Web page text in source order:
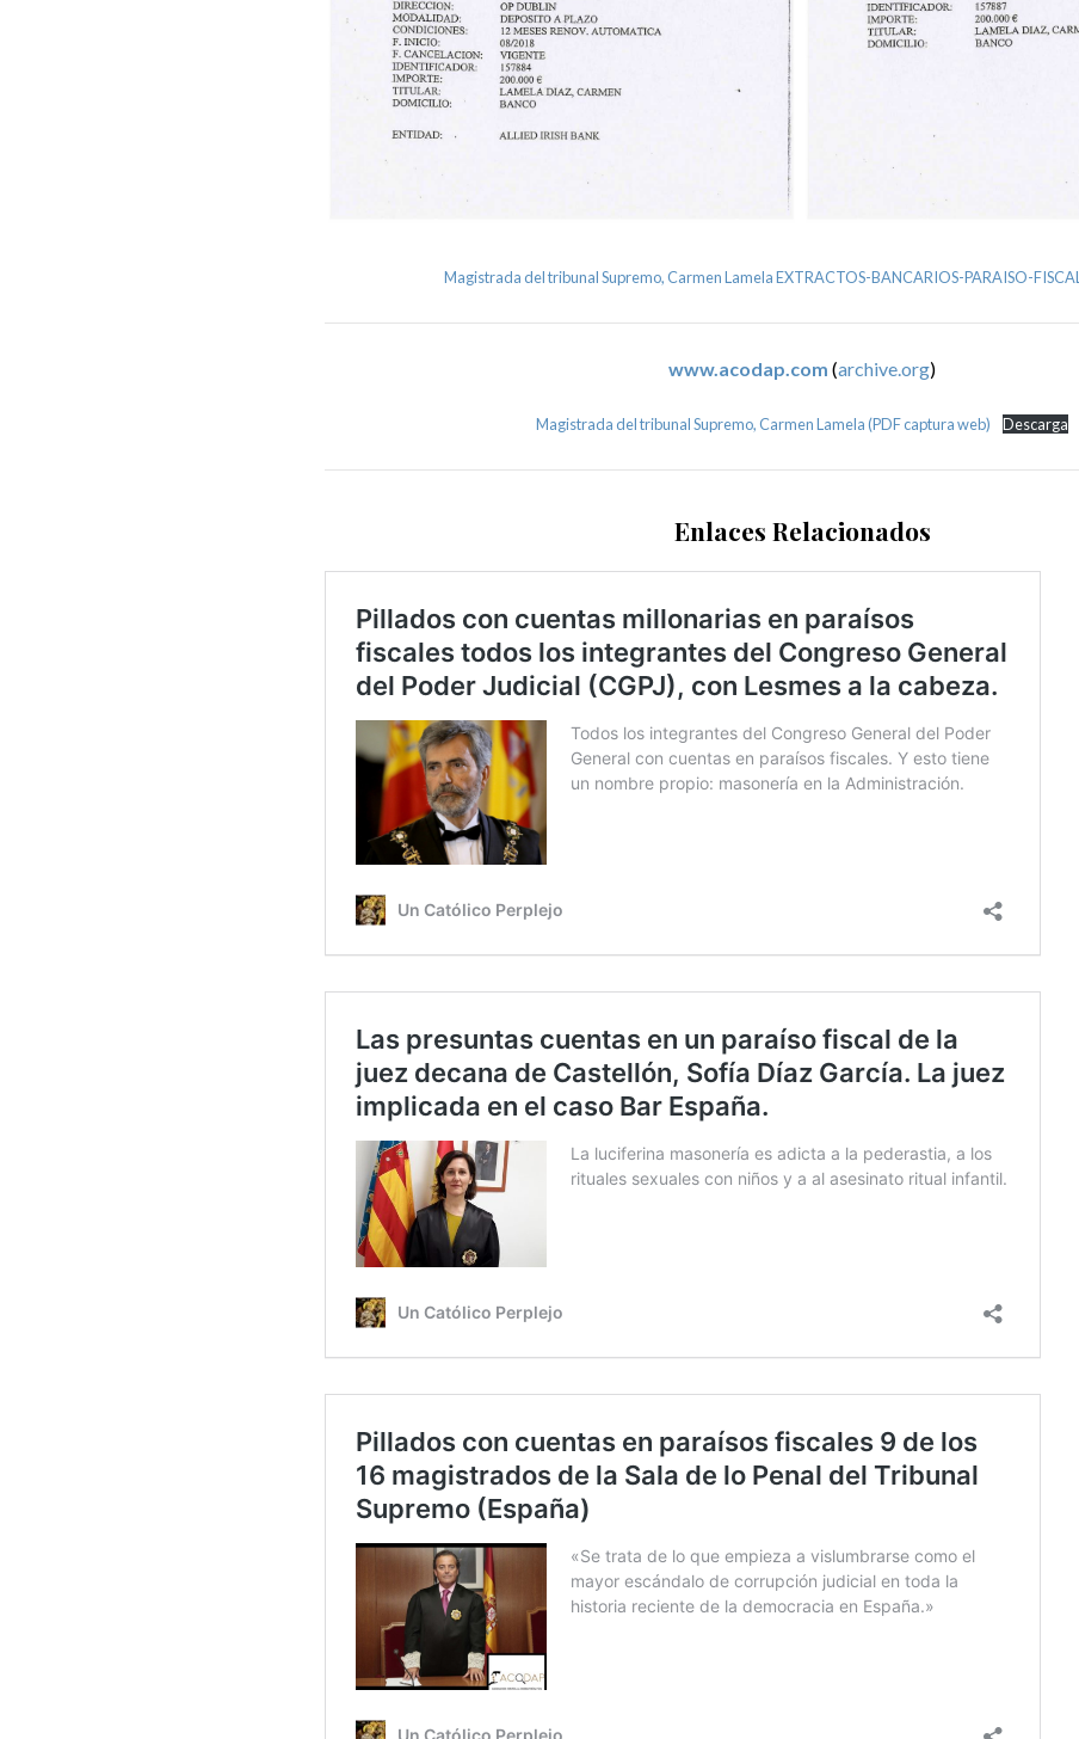
Magistrada del tribunal Supremo, Carmen Lamela EXTRACTOS-BANCARIOS-PARAISO-FISCAL
www.acodap.com (archive.org)
Magistrada del tribunal Supremo, Carmen Lamela (PDF captura web) Descarga
Enlaces Relacionados